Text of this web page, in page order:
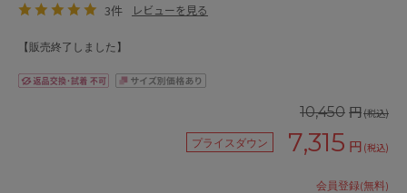
3件 レビューを見る
【販売終了しました】
10,450 円(税込)
プライスダウン 7,315 円 (税込)
会員登録(無料)